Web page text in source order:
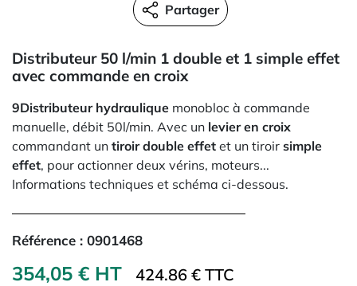
Partager
Distributeur 50 l/min 1 double et 1 simple effet
avec commande en croix
9Distributeur hydraulique monobloc à commande
manuelle, débit 50l/min. Avec un levier en croix
commandant un tiroir double effet et un tiroir simple
effet, pour actionner deux vérins, moteurs...
Informations techniques et schéma ci-dessous.
Référence : 0901468
354,05 € HT 424.86 € TTC